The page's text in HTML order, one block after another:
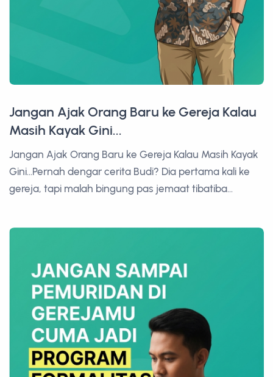
Jangan Ajak Orang Baru ke Gereja Kalau
Masih Kayak Gini...
Jangan Ajak Orang Baru ke Gereja Kalau Masih Kayak
Gini...Pernah dengar cerita Budi? Dia pertama kali ke
gereja, tapi malah bingung pas jemaat tibatiba...